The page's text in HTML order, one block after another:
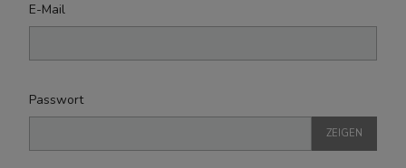
E-Mail
Passwort
ZEIGEN